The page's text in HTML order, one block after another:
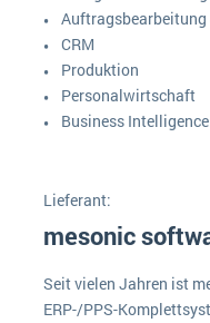
CRM
Produktion
Personalwirtschaft
Business Intelligence
Lieferant:
mesonic
Seit vielen Jahren ist
ERP-/PPS-